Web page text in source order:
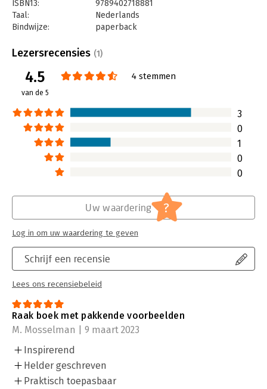
ISBN13:
9789402718881
Taal:
Nederlands
Bindwijze:
paperback
Uitgever:
HarperCollins Holland
Verschijningsdatum:
24-6-2025
Hoofdrubriek:
Lezersrecensies (1)
4.5
van de 5
4 stemmen
3
0
1
0
0
Schrijf een recensie
Lees ons recensiebeleid
Uw waardering ?
Log in om uw waardering te geven
Raak boek met pakkende voorbeelden
M. Mosselman | 9 maart 2023
Inspirerend
Helder geschreven
Praktisch toepasbaar